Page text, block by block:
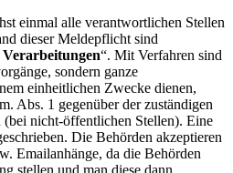
einmal alle verantwortlichen Stellen
dieser Meldepflicht sind
“. Mit Verfahren sind
sondern ganze
einheitlichen Zwecke dienen,
Abs. 1 gegenüber der zuständigen
nicht-öffentlichen Stellen). Eine
Die Behörden akzeptieren
Emailanhänge, da die Behörden
stellen und man diese dann